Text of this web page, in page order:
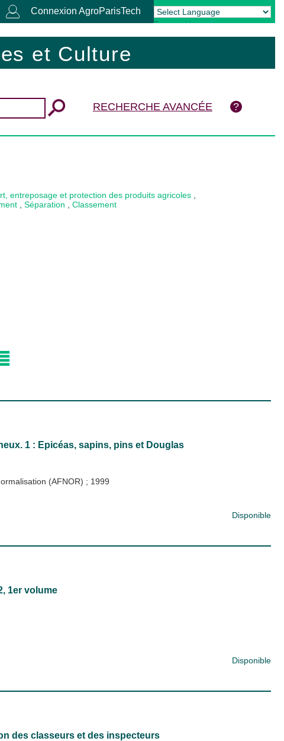
Connexion AgroParisTech
Powered by Translate
et Culture
RECHERCHE AVANCÉE
entreposage et protection des produits agricoles
Séparation
Classement
1 : Epicéas, sapins, pins et Douglas
(AFNOR) ; 1999
Disponible
1er volume
Disponible
des classeurs et des inspecteurs